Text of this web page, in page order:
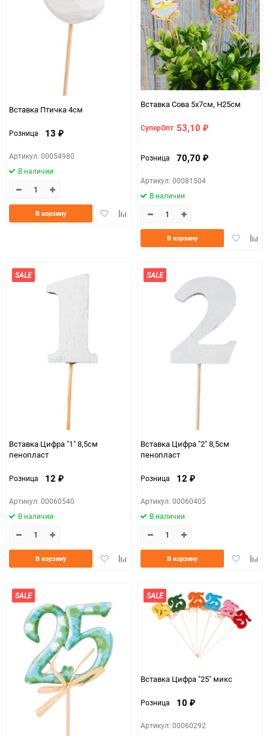
Вставка Птичка 4см
Розница 13 ₽
Артикул: 00054980
В наличии
ДобавитьДобавить
В корзину
Вставка Сова 5x7см, H25см
СуперОпт 53,10 ₽
Розница 70,70 ₽
Артикул: 00081504
В наличии
Добавить
В корзину
SALE
Вставка Цифра "1" 8,5см
пенопласт
Розница 12 ₽
Артикул: 00060540
В наличии
ДобавитьДобавить
В корзину
SALE
Вставка Цифра "2" 8,5см
пенопласт
Розница 12 ₽
Артикул: 00060405
В наличии
Добавить
В корзину
SALE SALE
Вставка Цифра "25" микс
Розница 10 ₽
Артикул: 00060292